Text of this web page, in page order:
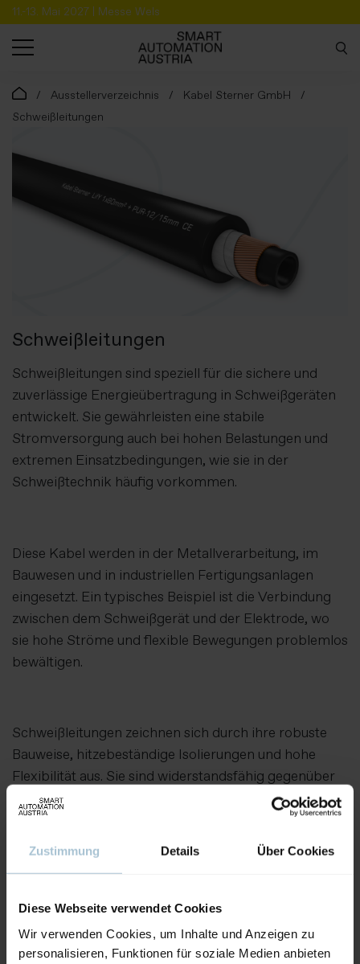
Zustimmung Details Über Cookies
Diese Webseite verwendet Cookies
Wir verwenden Cookies, um Inhalte und Anzeigen zu
personalisieren, Funktionen für soziale Medien anbieten
11.-13. Mai 2027 | Messe Wels
Ausstellerverzeichnis
Kabel Sterner GmbH
Schweißleitungen
Schweißleitungen
Schweißleitungen sind speziell für die sichere und
zuverlässige Energieübertragung in Schweißgeräten
entwickelt. Sie gewährleisten eine stabile
Stromversorgung auch bei hohen Belastungen und
extremen Einsatzbedingungen, wie sie in der
Schweißtechnik häufig vorkommen.
Diese Kabel werden in der Metallverarbeitung, im
Bauwesen und in industriellen Fertigungsanlagen
eingesetzt. Ein typisches Beispiel ist die Verbindung
zwischen dem Schweißgerät und der Elektrode, wo
sie hohe Ströme und flexible Bewegungen problemlos
bewältigen.
Schweißleitungen zeichnen sich durch ihre robuste
Bauweise, hitzebeständige Isolierungen und hohe
Flexibilität aus. Sie sind widerstandsfähig gegenüber
Abrieb, Ölen und Chemikalien und bieten eine lange
Lebensdauer, selbst bei intensiver Nutzung in
Aussteller:Kabel Sterner GmbH
Weitere Produkte von diesem Aussteller